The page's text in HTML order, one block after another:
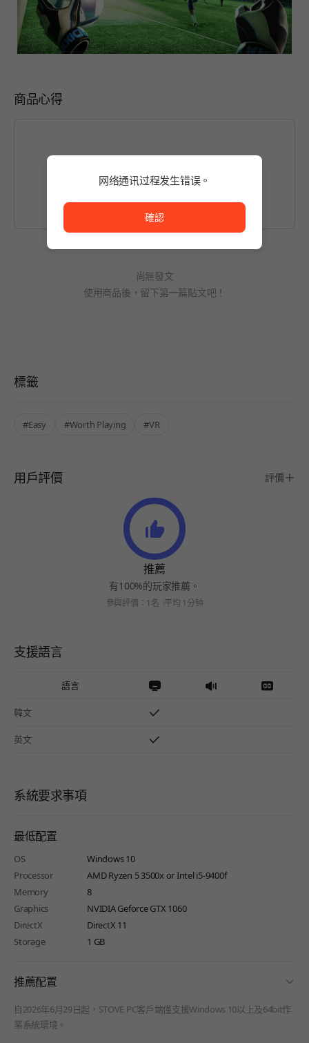
商品心得
請先登入 後編輯文章。
尚無發文
使用商品後，留下第一篇貼文吧！
標籤
#Easy #Worth Playing #VR
用戶評價 評價
推薦
有100%的玩家推薦。
參與評價：1名 平均 1分钟
支援語言
語言
韓文
英文
系統要求事項
最低配置
OS
Windows 10
Processor
AMD Ryzen 5 3500x or Intel i5-9400f
Memory
8
Graphics
NVIDIA Geforce GTX 1060
DirectX
DirectX 11
Storage
1 GB
推薦配置
自2026年6月29日起，STOVE PC客戶端僅支援Windows 10以上及64bit作
業系統環境。
网络通讯过程发生错误。
確認